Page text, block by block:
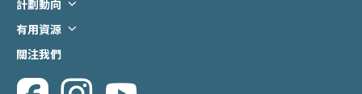
睡眠科學知識
常見睡眠障礙
睡眠小貼士
睡眠迷思
計劃動向
最新活動
最新資訊
有用資源
相關連接
意見反饋
關注我們